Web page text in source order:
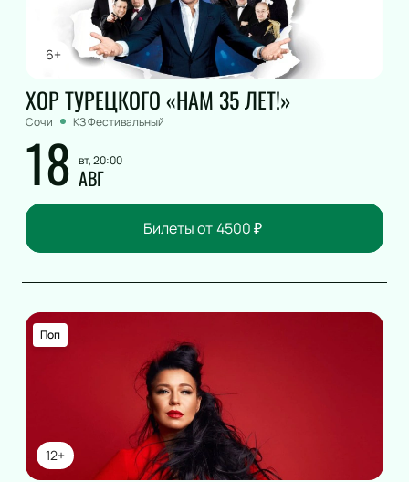
6+
ХОР ТУРЕЦКОГО «НАМ 35 ЛЕТ!»
Сочи КЗ Фестивальный
18 вт, 20:00
АВГ
Билеты от4500₽
12+
Поп